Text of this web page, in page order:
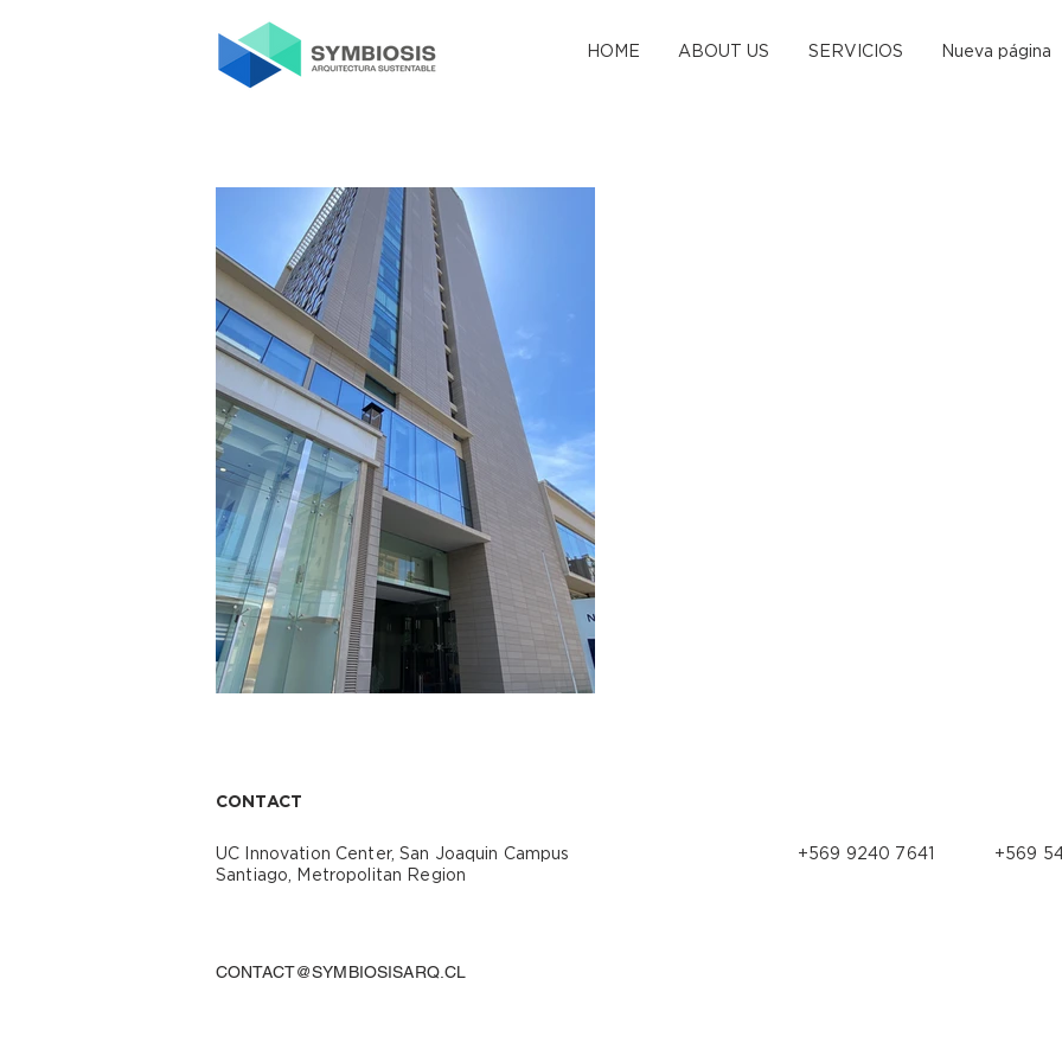
HOME ABOUT US SERVICIOS Nueva página
CONTACT
UC Innovation Center, San Joaquin Campus
Santiago, Metropolitan Region
+569 9240 7641 +569
CONTACT@SYMBIOSISARQ.CL